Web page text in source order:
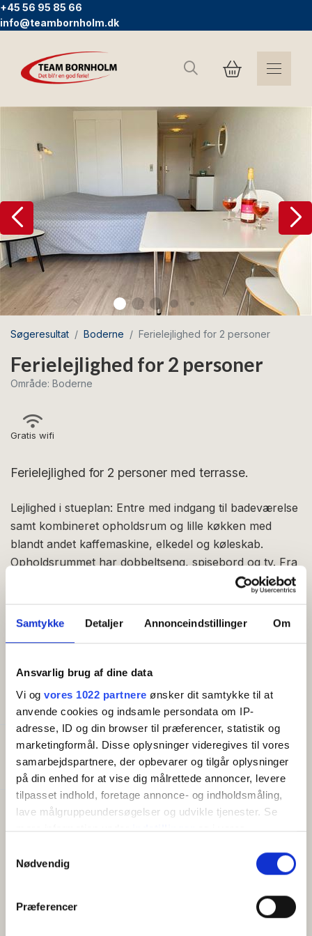
Samtykke Detaljer Annonceindstillinger Om
Ansvarlig brug af dine data
Vi og vores 1022 partnere ønsker dit samtykke til at
anvende cookies og indsamle persondata om IP-
adresse, ID og din browser til præferencer, statistik og
marketingformål. Disse oplysninger videregives til vores
samarbejdspartnere, der opbevarer og tilgår oplysninger
på din enhed for at vise dig målrettede annoncer, levere
tilpasset indhold, foretage annonce- og indholdsmåling,
lave målgruppeundersøgelser og udvikle tjenester. Se
mere information underindstillingerog i vores
tilbage eller ændre indstillinger fra vores
"Cookiedeklaration", eller ved at trykke på "Privacy
Nødvendig
Præferencer
+45 56 95 85 66
info@teambornholm.dk
Søg
Søgeresultat Boderne Ferielejlighed for 2 personer
Ferielejlighed for 2 personer
Område: Boderne
Gratis wifi
Ferielejlighed for 2 personer med terrasse.
Lejlighed i stueplan: Entre med indgang til badeværelse
samt kombineret opholdsrum og lille køkken med
blandt andet kaffemaskine, elkedel og køleskab.
Opholdsrummet har dobbeltseng, spisebord og tv. Fra
opholdsrummet er der udgang til egen terrasse. Der er
også terrasse ved indgangspartiet, således at du har
såvel morgen- som aftensol. Denne lejlighedstype har
FACILITETER
Generelt
Senge i alt: 2
Faciliteter
Gratis wifi
TV